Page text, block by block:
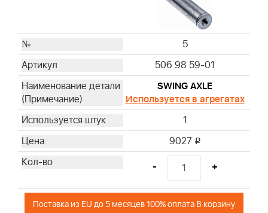
5
506 98 59-01
SWING AXLE
Используется в агрегатах
1
9027 i
- +
Поставка из EU до 5 месяцев 100% оплата В корзину